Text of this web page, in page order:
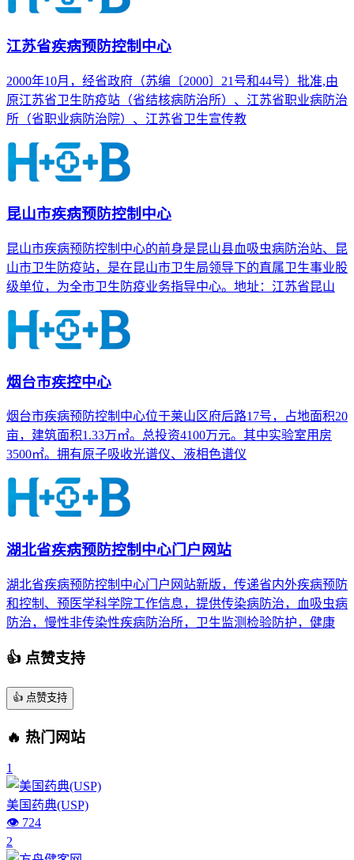
江苏省疾病预防控制中心
2000年10月，经省政府（苏编〔2000〕21号和44号）批准,由
原江苏省卫生防疫站（省结核病防治所）、江苏省职业病防治
所（省职业病防治院）、江苏省卫生宣传教
昆山市疾病预防控制中心
昆山市疾病预防控制中心的前身是昆山县血吸虫病防治站、昆
山市卫生防疫站，是在昆山市卫生局领导下的直属卫生事业股
级单位，为全市卫生防疫业务指导中心。地址：江苏省昆山
烟台市疾控中心
烟台市疾病预防控制中心位于莱山区府后路17号，占地面积20
亩，建筑面积1.33万㎡。总投资4100万元。其中实验室用房
3500㎡。拥有原子吸收光谱仪、液相色谱仪
湖北省疾病预防控制中心门户网站
湖北省疾病预防控制中心门户网站新版，传递省内外疾病预防
和控制、预医学科学院工作信息，提供传染病防治，血吸虫病
防治，慢性非传染性疾病防治所，卫生监测检验防护，健康
👍 点赞支持
👍 点赞支持
🔥 热门网站
1
美国药典(USP)
👁️ 724
2